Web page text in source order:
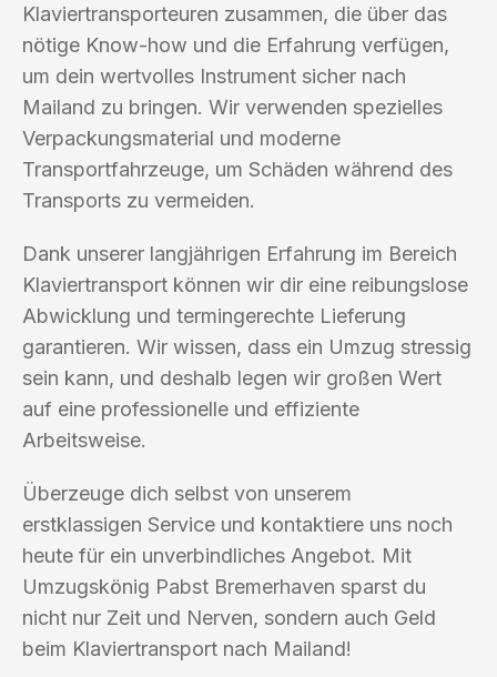
Klaviertransporteuren zusammen, die über das
nötige Know-how und die Erfahrung verfügen,
um dein wertvolles Instrument sicher nach
Mailand zu bringen. Wir verwenden spezielles
Verpackungsmaterial und moderne
Transportfahrzeuge, um Schäden während des
Transports zu vermeiden.
Dank unserer langjährigen Erfahrung im Bereich
Klaviertransport können wir dir eine reibungslose
Abwicklung und termingerechte Lieferung
garantieren. Wir wissen, dass ein Umzug stressig
sein kann, und deshalb legen wir großen Wert
auf eine professionelle und effiziente
Arbeitsweise.
Überzeuge dich selbst von unserem
erstklassigen Service und kontaktiere uns noch
heute für ein unverbindliches Angebot. Mit
Umzugskönig Pabst Bremerhaven sparst du
nicht nur Zeit und Nerven, sondern auch Geld
beim Klaviertransport nach Mailand!